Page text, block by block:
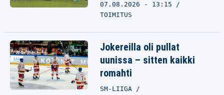
07.08.2026 - 13:15
TOIMITUS
Jokereilla oli pullat
uunissa – sitten kaikki
romahti
SM-LIIGA